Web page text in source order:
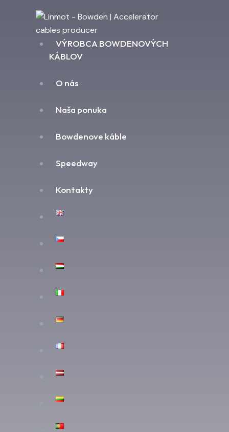
VÝROBCA BOWDENOVÝCH
KÁBLOV
O nás
Naša ponuka
Bowdenove káble
Speedway
Kontakty